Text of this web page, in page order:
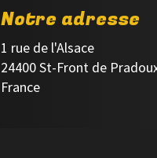
Notre adresse
1 rue de l'Alsace
24400 St-Front de
France